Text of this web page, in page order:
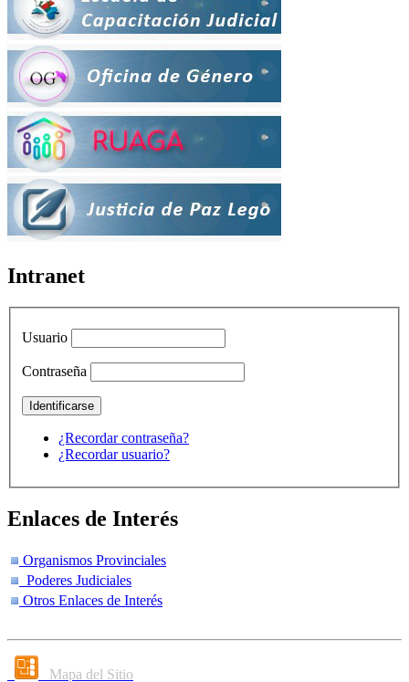
Intranet
Usuario
Contraseña
¿Recordar contraseña?
¿Recordar usuario?
Enlaces de Interés
Organismos Provinciales
Poderes Judiciales
Otros Enlaces de Interés
Mapa del Sitio